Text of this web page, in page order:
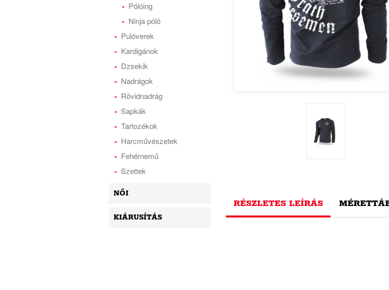
RÉSZLETES LEÍRÁS
Pólóing
Ninja póló
Pulóverek
Kardigánok
Dzsekik
Nadrágok
Rövidnadrág
Sapkák
Tartozékok
Harcművészetek
Fehérnemű
Szettek
NŐI
KIÁRUSÍTÁS